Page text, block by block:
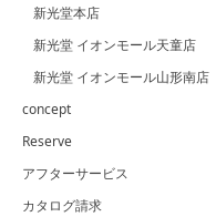
新光堂本店
新光堂 イオンモール天童店
新光堂 イオンモール山形南店
concept
Reserve
アフターサービス
カタログ請求